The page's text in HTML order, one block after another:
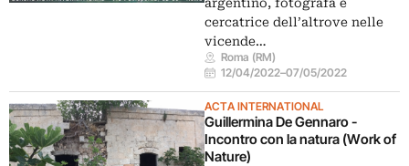
cercatrice dell’altrove nelle
vicende…
Roma (RM)
12/04/2022–07/05/2022
ACTA INTERNATIONAL
Guillermina De Gennaro -
Incontro con la natura (Work of
Nature)